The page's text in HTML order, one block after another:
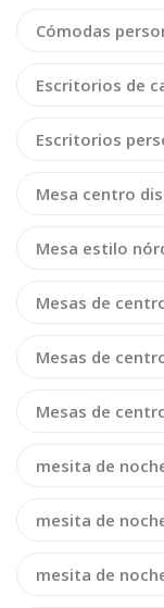
Cómodas
Escritorios de
Escritorios
Mesa centro
Mesa estilo
Mesas de
Mesas de
Mesas de
mesita de
mesita de
mesita de